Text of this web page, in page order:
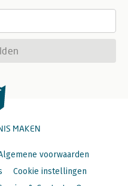
MAKEN
voorwaarden
Cookie instellingen